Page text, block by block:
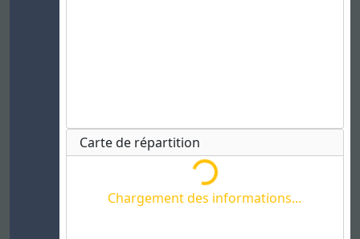
Carte de répartition
Chargement des informations...
Chargement des informations...